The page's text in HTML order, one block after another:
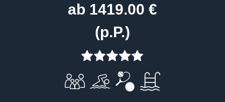
ab 1419.00 €
(p.P.)